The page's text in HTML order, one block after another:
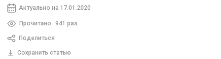
Актуально на 17.01.2020
Прочитано: 941 раз
Поделиться
Сохранить статью